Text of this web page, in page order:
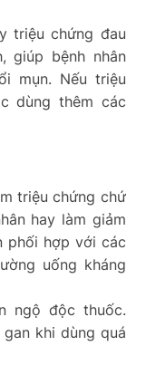
triệu chứng đau
giúp bệnh nhân
mụn. Nếu triệu
dùng thêm các
triệu chứng chứ
hay làm giảm
phối hợp với các
uống kháng
ngộ độc thuốc.
khi dùng quá